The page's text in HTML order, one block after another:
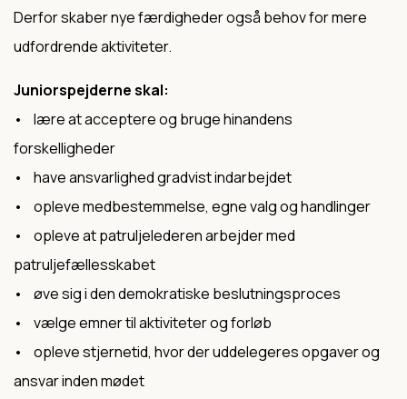
Derfor skaber nye færdigheder også behov for mere
udfordrende aktiviteter.
Juniorspejderne skal:
• lære at acceptere og bruge hinandens
forskelligheder
• have ansvarlighed gradvist indarbejdet
• opleve medbestemmelse, egne valg og handlinger
• opleve at patruljelederen arbejder med
patruljefællesskabet
• øve sig i den demokratiske beslutningsproces
• vælge emner til aktiviteter og forløb
• opleve stjernetid, hvor der uddelegeres opgaver og
ansvar inden mødet